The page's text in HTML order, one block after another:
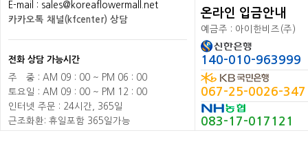
E-mail : sales@koreaflowermall.net
카카오톡 채널(kfcenter) 상담
전화 상담 가능시간
주
중 : AM 09 : 00 ~ PM 06 : 00
토요일 : AM 09 : 00 ~ PM 12 : 00
인터넷 주문 : 24시간, 365일
근조화환: 휴일포함 365일가능
온라인 입금안내
예금주 : 아이한비즈(주)
140-010-963999
067-25-0026-347
083-17-017121